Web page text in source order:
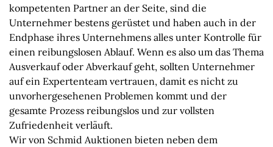
kompetenten Partner an der Seite, sind die
Unternehmer bestens gerüstet und haben auch in der
Endphase ihres Unternehmens alles unter Kontrolle für
einen reibungslosen Ablauf. Wenn es also um das Thema
Ausverkauf oder Abverkauf geht, sollten Unternehmer
auf ein Expertenteam vertrauen, damit es nicht zu
unvorhergesehenen Problemen kommt und der
gesamte Prozess reibungslos und zur vollsten
Zufriedenheit verläuft.
Wir von Schmid Auktionen bieten neben dem